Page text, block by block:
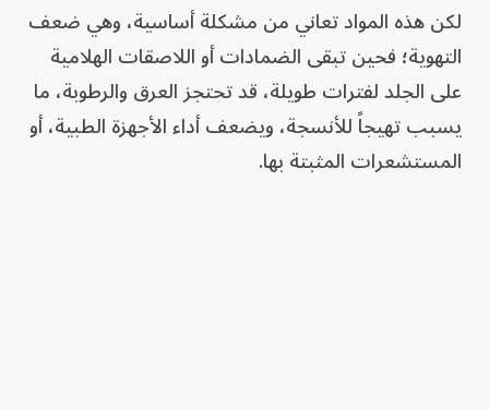
لكن هذه المواد تعاني من مشكلة أساسية، وهي ضعف
التهوية؛ فحين تبقى الضمادات أو اللاصقات الهلامية
على الجلد لفترات طويلة، قد تحتجز العرق والرطوبة، ما
يسبب تهيجاً للأنسجة، ويضعف أداء الأجهزة الطبية، أو
المستشعرات المثبتة بها.